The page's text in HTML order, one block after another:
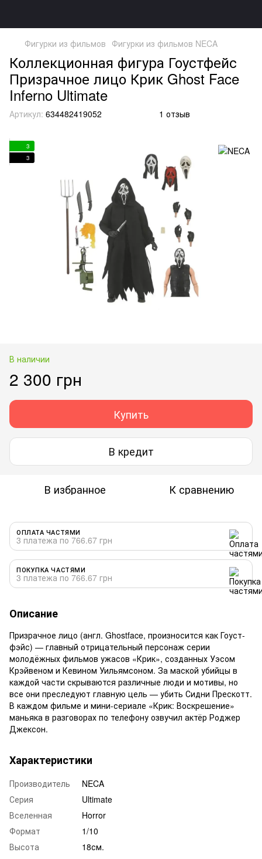
Фигурки из фильмов Фигурки из фильмов NECA
Коллекционная фигура Гоустфейс
Призрачное лицо Крик Ghost Face
Inferno Ultimate
Артикул: 634482419052 1 отзыв
3
3
В наличии
2 300 грн
Купить
В кредит
В избранное К сравнению
ОПЛАТА ЧАСТЯМИ
3 платежа по 766.67 грн
ПОКУПКА ЧАСТЯМИ
3 платежа по 766.67 грн
Описание
Призрачное лицо (англ. Ghostface, произносится как Гоуст-
фэйс) — главный отрицательный персонаж серии
молодёжных фильмов ужасов «Крик», созданных Уэсом
Крэйвеном и Кевином Уильямсоном. За маской убийцы в
каждой части скрываются различные люди и мотивы, но
все они преследуют главную цель — убить Сидни Прескотт.
В каждом фильме и мини-сериале «Крик: Воскрешение»
маньяка в разговорах по телефону озвучил актёр Роджер
Джексон.
Характеристики
Производитель
NECA
Серия
Ultimate
Вселенная
Horror
Формат
1/10
Высота
18см.